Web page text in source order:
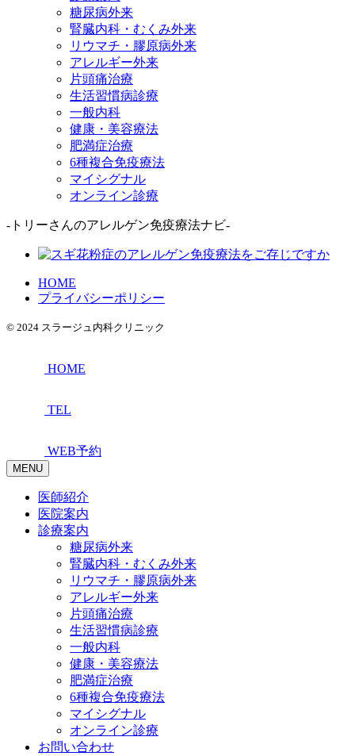
糖尿病外来
腎臓内科・むくみ外来
リウマチ・膠原病外来
アレルギー外来
片頭痛治療
生活習慣病診療
一般内科
健康・美容療法
肥満症治療
6種複合免疫療法
マイシグナル
オンライン診療
-トリーさんのアレルゲン免疫療法ナビ-
HOME
プライバシーポリシー
© 2024 スラージュ内科クリニック
HOME
TEL
WEB予約
MENU
医師紹介
医院案内
診療案内
糖尿病外来
腎臓内科・むくみ外来
リウマチ・膠原病外来
アレルギー外来
片頭痛治療
生活習慣病診療
一般内科
健康・美容療法
肥満症治療
6種複合免疫療法
マイシグナル
オンライン診療
お問い合わせ